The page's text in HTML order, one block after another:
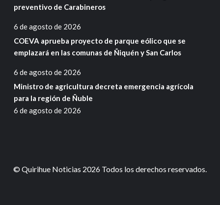
preventivo de Carabineros
6 de agosto de 2026
COEVA aprueba proyecto de parque eólico que se
emplazará en las comunas de Ñiquén y San Carlos
6 de agosto de 2026
Ministro de agricultura decreta emergencia agrícola
para la región de Ñuble
6 de agosto de 2026